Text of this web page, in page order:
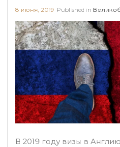
8 июня, 2019 Published in
В 2019 году визы в